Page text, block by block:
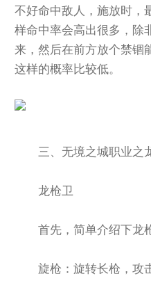
不好命中敌人，施放时，
样命中率会高出很多，除
来，然后在前方放个禁锢
这样的概率比较低。
三、无境之城职业之
龙枪卫
首先，简单介绍下龙
旋枪：旋转长枪，攻